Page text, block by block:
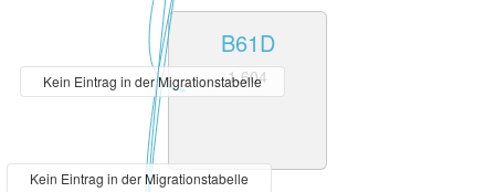
B61D
1.604
Kein Eintrag in der Migrationstabelle
Kein Eintrag in der Migrationstabelle